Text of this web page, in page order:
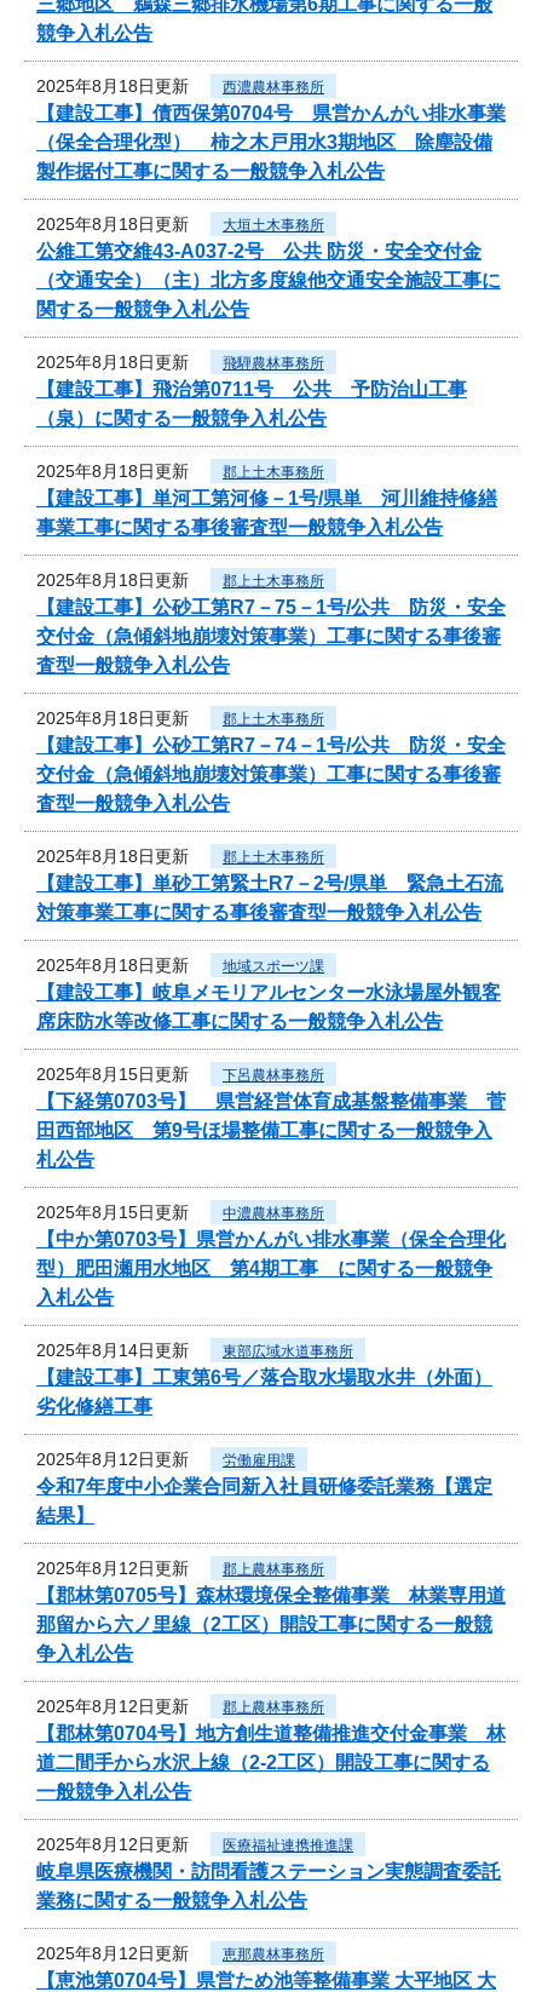
競争入札公告
2025年8月18日更新 西濃農林事務所
【建設工事】債西保第0704号 県営かんがい排水事業
（保全合理化型） 柿之木戸用水3期地区 除塵設備
製作据付工事に関する一般競争入札公告
2025年8月18日更新 大垣土木事務所
公維工第交維43-A037-2号 公共 防災・安全交付金
（交通安全）（主）北方多度線他交通安全施設工事に
関する一般競争入札公告
2025年8月18日更新 飛騨農林事務所
【建設工事】飛治第0711号 公共 予防治山工事
（泉）に関する一般競争入札公告
2025年8月18日更新 郡上土木事務所
【建設工事】単河工第河修－1号/県単 河川維持修繕
事業工事に関する事後審査型一般競争入札公告
2025年8月18日更新 郡上土木事務所
【建設工事】公砂工第R7－75－1号/公共 防災・安全
交付金（急傾斜地崩壊対策事業）工事に関する事後審
査型一般競争入札公告
2025年8月18日更新 郡上土木事務所
【建設工事】公砂工第R7－74－1号/公共 防災・安全
交付金（急傾斜地崩壊対策事業）工事に関する事後審
査型一般競争入札公告
2025年8月18日更新 郡上土木事務所
【建設工事】単砂工第緊土R7－2号/県単 緊急土石流
対策事業工事に関する事後審査型一般競争入札公告
2025年8月18日更新 地域スポーツ課
【建設工事】岐阜メモリアルセンター水泳場屋外観客
席床防水等改修工事に関する一般競争入札公告
2025年8月15日更新 下呂農林事務所
【下経第0703号】 県営経営体育成基盤整備事業 菅
田西部地区 第9号ほ場整備工事に関する一般競争入
札公告
2025年8月15日更新 中濃農林事務所
【中か第0703号】県営かんがい排水事業（保全合理化
型）肥田瀬用水地区 第4期工事 に関する一般競争
入札公告
2025年8月14日更新 東部広域水道事務所
【建設工事】工東第6号／落合取水場取水井（外面）
劣化修繕工事
2025年8月12日更新 労働雇用課
令和7年度中小企業合同新入社員研修委託業務【選定
結果】
2025年8月12日更新 郡上農林事務所
【郡林第0705号】森林環境保全整備事業 林業専用道
那留から六ノ里線（2工区）開設工事に関する一般競
争入札公告
2025年8月12日更新 郡上農林事務所
【郡林第0704号】地方創生道整備推進交付金事業 林
道二間手から水沢上線（2-2工区）開設工事に関する
一般競争入札公告
2025年8月12日更新 医療福祉連携推進課
岐阜県医療機関・訪問看護ステーション実態調査委託
業務に関する一般競争入札公告
2025年8月12日更新 恵那農林事務所
【恵池第0704号】県営ため池等整備事業 大平地区 大